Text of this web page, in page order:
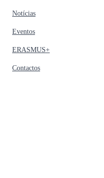
Notícias
Eventos
ERASMUS+
Contactos